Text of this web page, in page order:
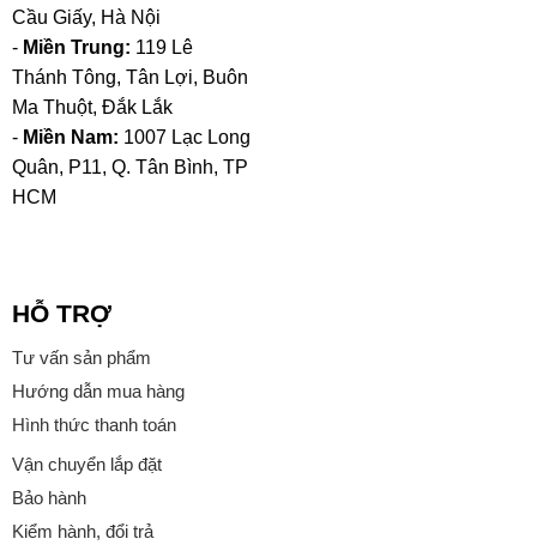
Cầu Giấy, Hà Nội
- Miền Trung: 119 Lê
Thánh Tông, Tân Lợi, Buôn
Ma Thuột, Đắk Lắk
- Miền Nam: 1007 Lạc Long
Quân, P11, Q. Tân Bình, TP
HCM
HỖ TRỢ
Tư vấn sản phẩm
Hướng dẫn mua hàng
Hình thức thanh toán
Vận chuyển lắp đặt
Bảo hành
Kiểm hành, đổi trả